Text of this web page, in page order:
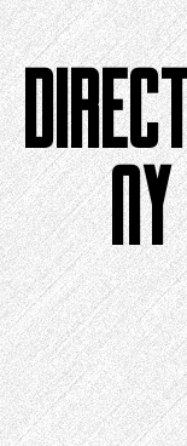
Hizara
amin'ny
atiny